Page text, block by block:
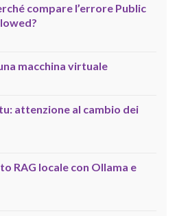
compare l’errore Public
macchina virtuale
attenzione al cambio dei
RAG locale con Ollama e